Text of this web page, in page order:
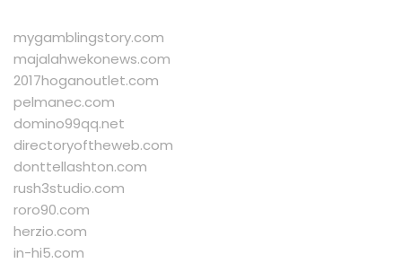
mygamblingstory.com
majalahwekonews.com
2017hoganoutlet.com
pelmanec.com
domino99qq.net
directoryoftheweb.com
donttellashton.com
rush3studio.com
roro90.com
herzio.com
in-hi5.com